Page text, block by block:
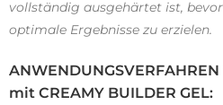
vollständig ausgehärtet ist,
optimale Ergebnisse zu erzielen.
A
mit CREAMY BUILDER GEL: